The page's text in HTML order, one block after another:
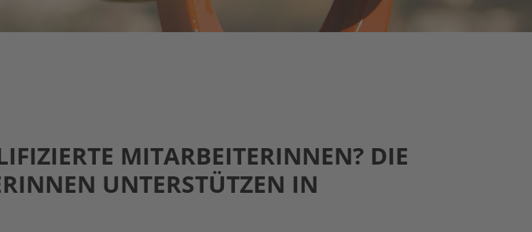
MITARBEITERINNEN? DIE
UNTERSTÜTZEN IN